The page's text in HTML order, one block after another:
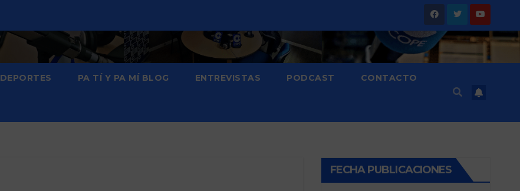
DEPORTES PA TÍ Y PA MÍ BLOG ENTREVISTAS PODCAST CONTACTO
FECHA PUBLICACIONES